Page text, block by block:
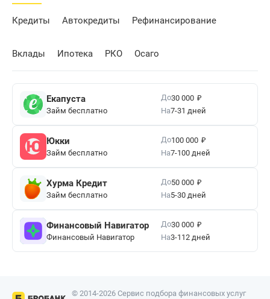
Кредиты Автокредиты Рефинансирование
Вклады Ипотека РКО Осаго
Екапуста
Займ бесплатно
До30 000 ₽
На7-31 дней
Юкки
Займ бесплатно
До100 000 ₽
На7-100 дней
Хурма Кредит
Займ бесплатно
До50 000 ₽
На5-30 дней
Финансовый Навигатор
Финансовый Навигатор
До30 000 ₽
На3-112 дней
© 2014-2026 Сервис подбора финансовых услуг